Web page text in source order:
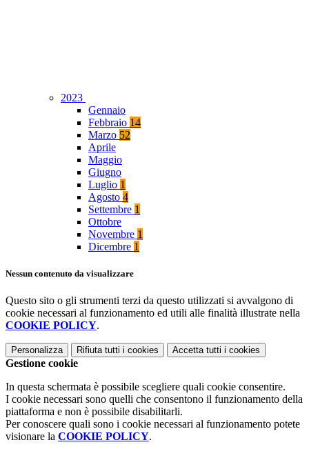
2023
Gennaio
Febbraio 14
Marzo 52
Aprile
Maggio
Giugno
Luglio 1
Agosto 4
Settembre 1
Ottobre
Novembre 1
Dicembre 1
Nessun contenuto da visualizzare
Questo sito o gli strumenti terzi da questo utilizzati si avvalgono di
cookie necessari al funzionamento ed utili alle finalità illustrate nella
COOKIE POLICY.
Personalizza Rifiuta tutti i cookies Accetta tutti i cookies
Gestione cookie
In questa schermata è possibile scegliere quali cookie consentire.
I cookie necessari sono quelli che consentono il funzionamento della
piattaforma e non è possibile disabilitarli.
Per conoscere quali sono i cookie necessari al funzionamento potete
visionare la COOKIE POLICY.